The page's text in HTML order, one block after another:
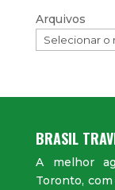
Arquivos
BRASIL
A melhor
Toronto,